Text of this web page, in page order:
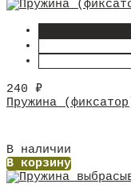
240 ₽
Пружина
В наличии
В корзину